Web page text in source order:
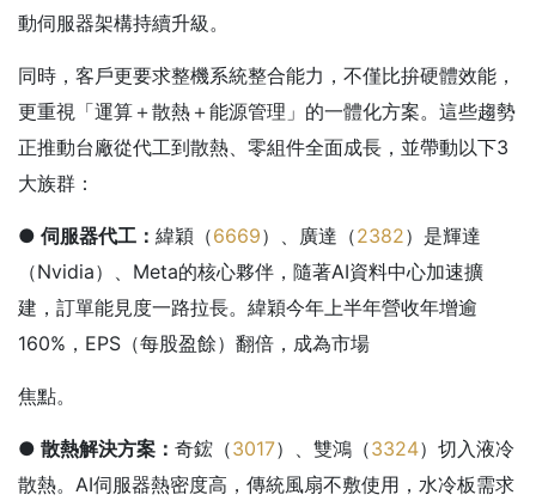
動伺服器架構持續升級。
同時，客戶更要求整機系統整合能力，不僅比拚硬體效能，
更重視「運算＋散熱＋能源管理」的一體化方案。這些趨勢
正推動台廠從代工到散熱、零組件全面成長，並帶動以下3
大族群：
● 伺服器代工： 緯穎（6669）、廣達（2382）是輝達
（Nvidia）、Meta的核心夥伴，隨著AI資料中心加速擴
建，訂單能見度一路拉長。緯穎今年上半年營收年增逾
160%，EPS（每股盈餘）翻倍，成為市場
焦點。
● 散熱解決方案： 奇鋐（3017）、雙鴻（3324）切入液冷
散熱。AI伺服器熱密度高，傳統風扇不敷使用，水冷板需求